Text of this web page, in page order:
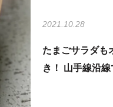
2021.10.28
たまごサラダも
き！ 山手線沿